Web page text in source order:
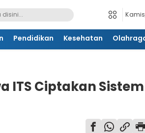
Pendidikan Kesehatan
ITS Ciptakan Sistem